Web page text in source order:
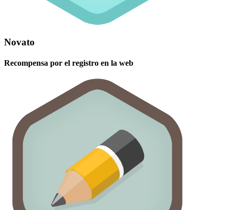
Novato
Recompensa por el registro en la web